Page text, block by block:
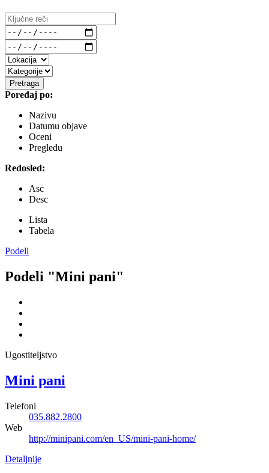
Pretraga
Poređaj po:
Nazivu
Datumu objave
Oceni
Pregledu
Redosled:
Asc
Desc
Lista
Tabela
Podeli
Podeli "Mini pani"
Ugostiteljstvo
Mini pani
Telefoni
035.882.2800
Web
http://minipani.com/en_US/mini-pani-home/
Detaljnije